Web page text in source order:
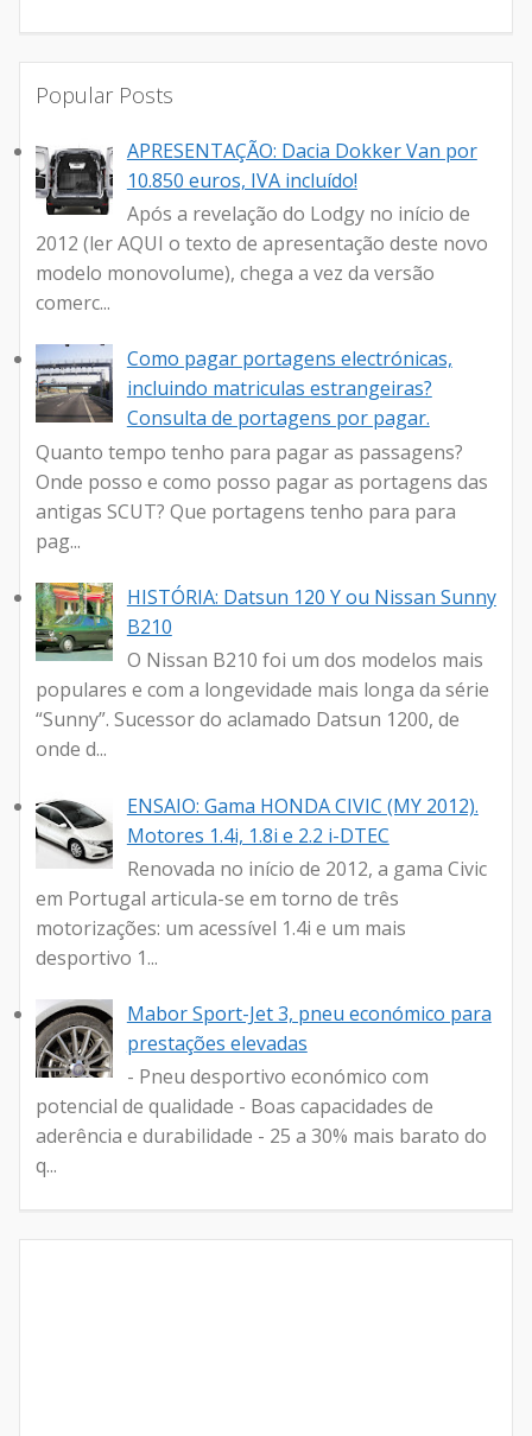
Popular Posts
APRESENTAÇÃO: Dacia Dokker Van por
10.850 euros, IVA incluído!
Após a revelação do Lodgy no início de
2012 (ler AQUI o texto de apresentação deste novo
modelo monovolume), chega a vez da versão
comerc...
Como pagar portagens electrónicas,
incluindo matriculas estrangeiras?
Consulta de portagens por pagar.
Quanto tempo tenho para pagar as passagens?
Onde posso e como posso pagar as portagens das
antigas SCUT? Que portagens tenho para para
pag...
HISTÓRIA: Datsun 120 Y ou Nissan Sunny
B210
O Nissan B210 foi um dos modelos mais
populares e com a longevidade mais longa da série
“Sunny”. Sucessor do aclamado Datsun 1200, de
onde d...
ENSAIO: Gama HONDA CIVIC (MY 2012).
Motores 1.4i, 1.8i e 2.2 i-DTEC
Renovada no início de 2012, a gama Civic
em Portugal articula-se em torno de três
motorizações: um acessível 1.4i e um mais
desportivo 1...
Mabor Sport-Jet 3, pneu económico para
prestações elevadas
- Pneu desportivo económico com
potencial de qualidade - Boas capacidades de
aderência e durabilidade - 25 a 30% mais barato do
q...